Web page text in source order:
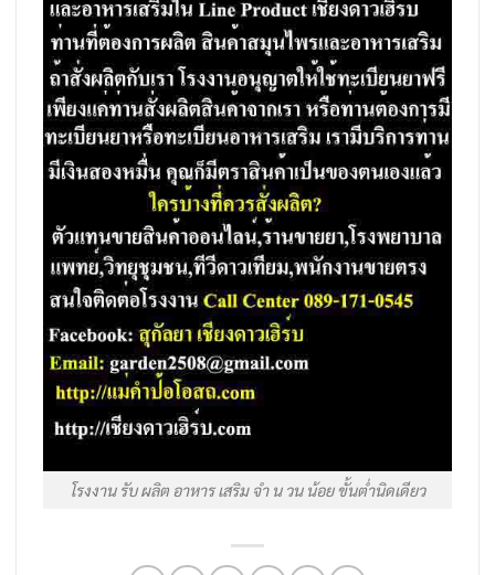
โรงงาน รับ ผลิต อาหาร เสริม จํา น วน น้อย ขั้นต่ำนิดเดียว